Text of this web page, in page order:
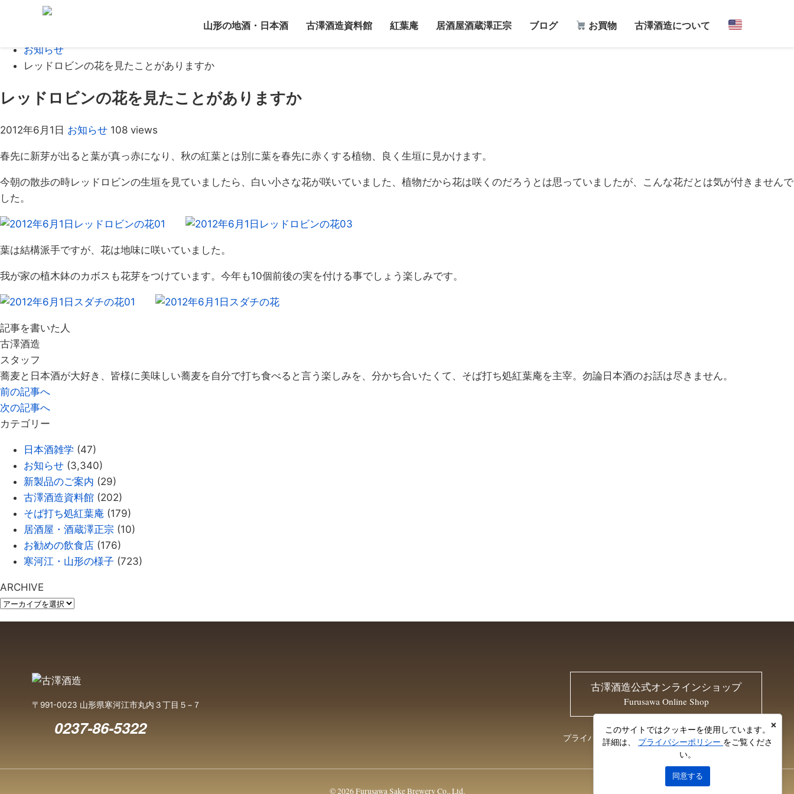
山形の地酒・日本酒 古澤酒造資料館 紅葉庵 居酒屋酒蔵澤正宗 ブログ お買物 古澤酒造について
Home
お知らせ
レッドロビンの花を見たことがありますか
レッドロビンの花を見たことがありますか
2012年6月1日 お知らせ 108 views
春先に新芽が出ると葉が真っ赤になり、秋の紅葉とは別に葉を春先に赤くする植物、良く生垣に見かけます。
今朝の散歩の時レッドロビンの生垣を見ていましたら、白い小さな花が咲いていました、植物だから花は咲くのだろうとは思っていましたが、こんな花だとは気が付きませんで
した。
葉は結構派手ですが、花は地味に咲いていました。
我が家の植木鉢のカボスも花芽をつけています。今年も10個前後の実を付ける事でしょう楽しみです。
記事を書いた人
古澤酒造
スタッフ
蕎麦と日本酒が大好き、皆様に美味しい蕎麦を自分で打ち食べると言う楽しみを、分かち合いたくて、そば打ち処紅葉庵を主宰。勿論日本酒のお話は尽きません。
前の記事へ
次の記事へ
カテゴリー
日本酒雑学 (47)
お知らせ (3,340)
新製品のご案内 (29)
古澤酒造資料館 (202)
そば打ち処紅葉庵 (179)
居酒屋・酒蔵澤正宗 (10)
お勧めの飲食店 (176)
寒河江・山形の様子 (723)
ARCHIVE
〒991-0023 山形県寒河江市丸内３丁目５−７
0237-86-5322
古澤酒造公式オンラインショップ
Furusawa Online Shop
プライバシーポリシー お問い合わせ
© 2026 Furusawa Sake Brewery Co., Ltd.
このサイトではクッキーを使用しています。
詳細は、 プライバシーポリシー をご覧くださ
い。
同意する
×